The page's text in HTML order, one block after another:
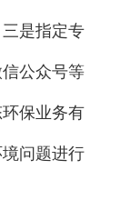
是指定专
公众号等
保业务有
问题进行